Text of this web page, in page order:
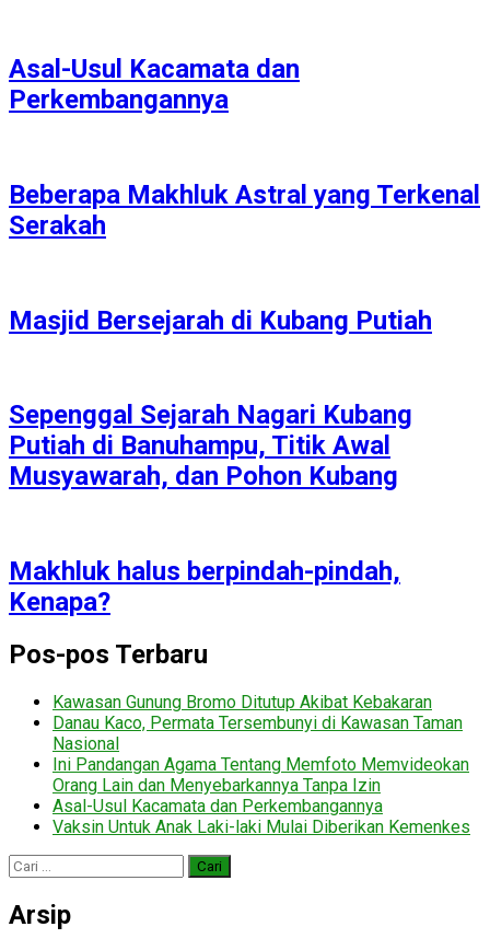
Asal-Usul Kacamata dan
Perkembangannya
Beberapa Makhluk Astral yang Terkenal
Serakah
Masjid Bersejarah di Kubang Putiah
Sepenggal Sejarah Nagari Kubang
Putiah di Banuhampu, Titik Awal
Musyawarah, dan Pohon Kubang
Makhluk halus berpindah-pindah,
Kenapa?
Pos-pos Terbaru
Kawasan Gunung Bromo Ditutup Akibat Kebakaran
Danau Kaco, Permata Tersembunyi di Kawasan Taman
Nasional
Ini Pandangan Agama Tentang Memfoto Memvideokan
Orang Lain dan Menyebarkannya Tanpa Izin
Asal-Usul Kacamata dan Perkembangannya
Vaksin Untuk Anak Laki-laki Mulai Diberikan Kemenkes
Cari
untuk:
Arsip